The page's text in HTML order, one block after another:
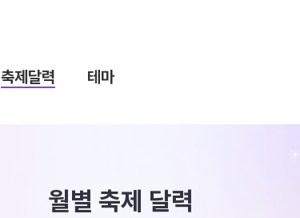
축제달력 테마
월별 축제 달력